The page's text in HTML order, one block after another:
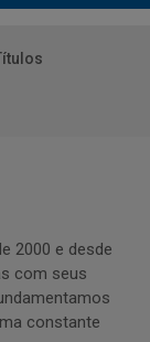
2000 e desde
com seus
constante